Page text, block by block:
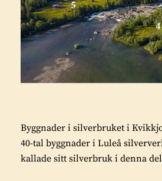
Byggnader i silverbruket i
40-tal byggnader i Luleå
kallade sitt silverbruk i denna del